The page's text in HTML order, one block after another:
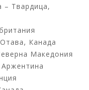
– Твардица,
Канада
Македония